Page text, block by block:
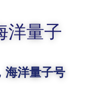
量子
海洋量子号